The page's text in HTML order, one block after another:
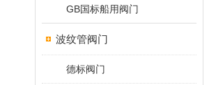
GB国标船用阀门
波纹管阀门
德标阀门